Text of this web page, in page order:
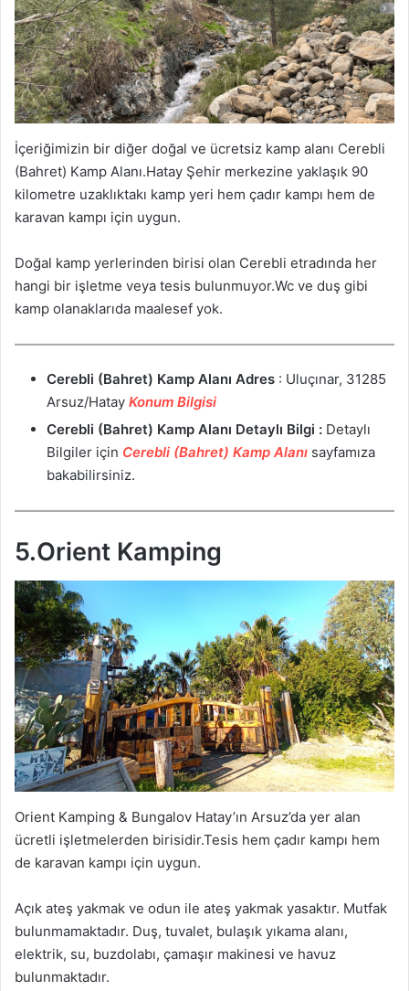
İçeriğimizin bir diğer doğal ve ücretsiz kamp alanı Cerebli
(Bahret) Kamp Alanı.Hatay Şehir merkezine yaklaşık 90
kilometre uzaklıktakı kamp yeri hem çadır kampı hem de
karavan kampı için uygun.
Doğal kamp yerlerinden birisi olan Cerebli etradında her
hangi bir işletme veya tesis bulunmuyor.Wc ve duş gibi
kamp olanaklarıda maalesef yok.
Cerebli (Bahret) Kamp Alanı Adres : Uluçınar, 31285
Arsuz/Hatay Konum Bilgisi
Cerebli (Bahret) Kamp Alanı Detaylı Bilgi : Detaylı
Bilgiler için Cerebli (Bahret) Kamp Alanı sayfamıza
bakabilirsiniz.
5.Orient Kamping
Orient Kamping & Bungalov Hatay’ın Arsuz’da yer alan
ücretli işletmelerden birisidir.Tesis hem çadır kampı hem
de karavan kampı için uygun.
Açık ateş yakmak ve odun ile ateş yakmak yasaktır. Mutfak
bulunmamaktadır. Duş, tuvalet, bulaşık yıkama alanı,
elektrik, su, buzdolabı, çamaşır makinesi ve havuz
bulunmaktadır.